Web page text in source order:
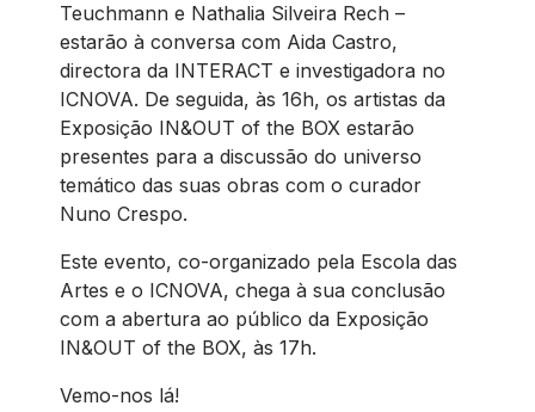
Teuchmann e Nathalia Silveira Rech –
estarão à conversa com Aida Castro,
directora da INTERACT e investigadora no
ICNOVA. De seguida, às 16h, os artistas da
Exposição IN&OUT of the BOX estarão
presentes para a discussão do universo
temático das suas obras com o curador
Nuno Crespo.
Este evento, co-organizado pela Escola das
Artes e o ICNOVA, chega à sua conclusão
com a abertura ao público da Exposição
IN&OUT of the BOX, às 17h.
Vemo-nos lá!